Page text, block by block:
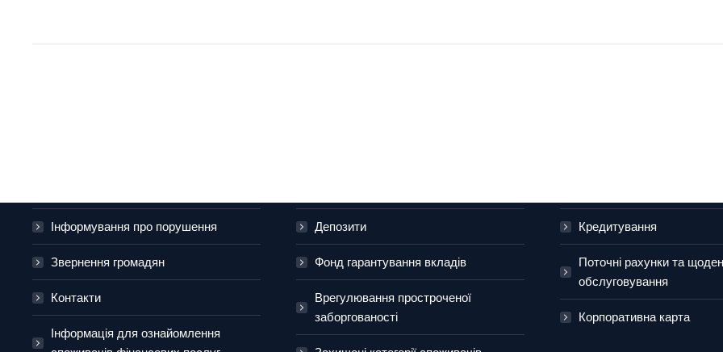
Інформування про порушення
Звернення громадян
Контакти
Інформація для ознайомлення
Депозити
Фонд гарантування вкладів
Врегулювання простроченої
заборгованості
Кредитування
Поточні рахунки та
обслуговування
Корпоративна карта